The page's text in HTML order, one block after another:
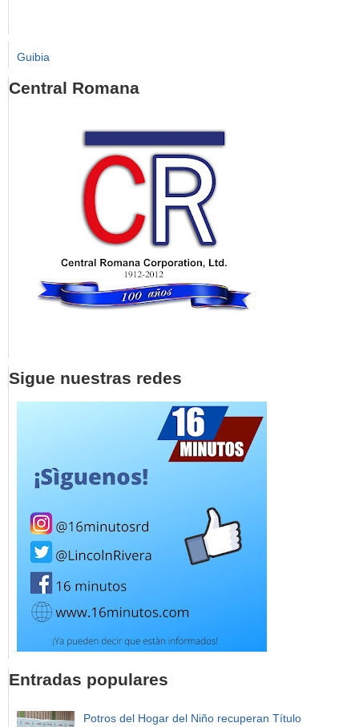
Guibia
Central Romana
Sigue nuestras redes
Entradas populares
Potros del Hogar del Niño recuperan Título